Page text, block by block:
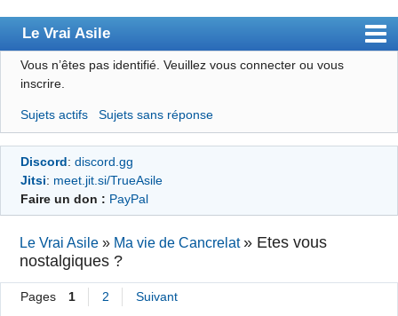
Le Vrai Asile
Accueil
Forum
Membres
Règles
S’inscrire
Connexion
Vous n’êtes pas identifié. Veuillez vous connecter ou vous
inscrire.
Sujets actifs Sujets sans réponse
Discord: discord.gg
Jitsi: meet.jit.si/TrueAsile
Faire un don : PayPal
Le Vrai Asile » Ma vie de Cancrelat » Etes vous
nostalgiques ?
Pages 1 2
Suivant